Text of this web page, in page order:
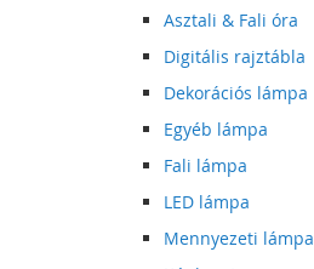
Asztali & Fali óra
Digitális rajztábla
Dekorációs lámpa
Egyéb lámpa
Fali lámpa
LED lámpa
Mennyezeti lámpa